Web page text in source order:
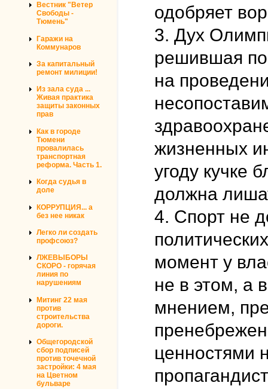
Вестник "Ветер
Свободы -
Тюмень"
Гаражи на
Коммунаров
За капитальный
ремонт милиции!
Из зала суда ...
Живая практика
защиты законных
прав
Как в городе
Тюмени
провалилась
транспортная
реформа. Часть 1.
Когда судья в
доле
КОРРУПЦИЯ... а
без нее никак
Легко ли создать
профсоюз?
ЛЖЕВЫБОРЫ
СКОРО - горячая
линия по
нарушениям
Митинг 22 мая
против
строительства
дороги.
Общегородской
сбор подписей
против точечной
застройки: 4 мая
на Цветном
бульваре
одобряет
3. Дух
решившая
на
жизненных
угоду кучке
должна
4. Спорт не
момент у
не в этом, а
мнением,
ценностями